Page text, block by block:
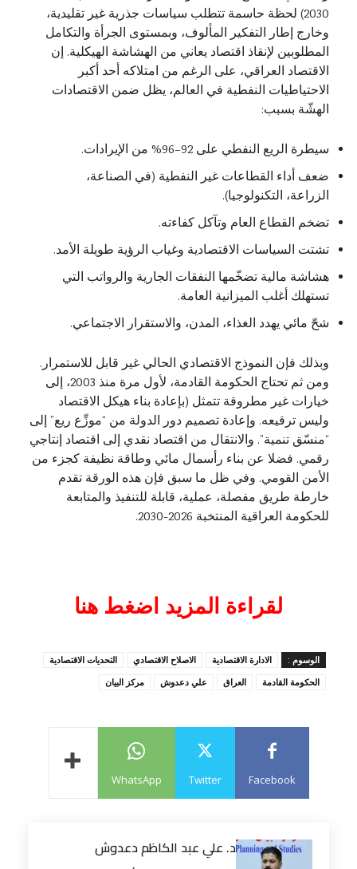
2030) لحظة حاسمة تتطلب سياسات جذرية غير تقليدية،
وخارج إطار التفكير المألوف، وبمستوى الجرأة والتكامل
المطلوبين لإنقاذ اقتصاد يعاني من الهشاشة الهيكلية. إن
الاقتصاد العراقي، على الرغم من امتلاكه أحد أكبر
الاحتياطيات النفطية في العالم، يظل ضمن الاقتصادات
الهشّة بسبب:
سيطرة الريع النفطي على 92–96% من الإيرادات.
ضعف أداء القطاعات غير النفطية (في الصناعة،
الزراعة، التكنولوجيا).
تضخم القطاع العام وتآكل كفاءته.
تشتت السياسات الاقتصادية وغياب الرؤية طويلة الأمد.
هشاشة مالية تضخّمها النفقات الجارية والرواتب التي
تستهلك أغلب الميزانية العامة.
شحّ مائي يهدد الغذاء، المدن، والاستقرار الاجتماعي.
وبذلك فإن النموذج الاقتصادي الحالي غير قابل للاستمرار.
ومن ثم تحتاج الحكومة القادمة، لأول مرة منذ 2003، إلى
خيارات غير مطروقة تتمثل (بإعادة بناء هيكل الاقتصاد
وليس ترقيعه. وإعادة تصميم دور الدولة من “موزِّع ريع” إلى
“منسّق تنمية”. والانتقال من اقتصاد نقدي إلى اقتصاد إنتاجي
رقمي. فضلا عن بناء رأسمال مائي وطاقة نظيفة كجزء من
الأمن القومي. وفي ظل ما سبق فإن هذه الورقة تقدم
خارطة طريق مفصلة، عملية، قابلة للتنفيذ والمتابعة
للحكومة العراقية المنتخبة 2026-2030.
لقراءة المزيد اضغط هنا
الوسوم : الادارة الاقتصادية الاصلاح الاقتصادي
التحديات الاقتصادية
الحكومة القادمة
العراق علي دعدوش مركز البيان
Facebook
Twitter
WhatsApp
د. علي عبد الكاظم دعدوش